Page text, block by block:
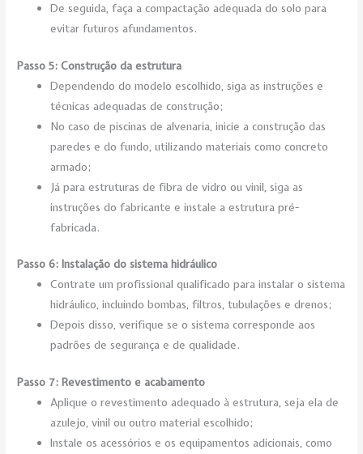
De seguida, faça a compactação adequada do solo para
evitar futuros afundamentos.
Passo 5: Construção da estrutura
Dependendo do modelo escolhido, siga as instruções e
técnicas adequadas de construção;
No caso de piscinas de alvenaria, inicie a construção das
paredes e do fundo, utilizando materiais como concreto
armado;
Já para estruturas de fibra de vidro ou vinil, siga as
instruções do fabricante e instale a estrutura pré-
fabricada.
Passo 6: Instalação do sistema hidráulico
Contrate um profissional qualificado para instalar o sistema
hidráulico, incluindo bombas, filtros, tubulações e drenos;
Depois disso, verifique se o sistema corresponde aos
padrões de segurança e de qualidade.
Passo 7: Revestimento e acabamento
Aplique o revestimento adequado à estrutura, seja ela de
azulejo, vinil ou outro material escolhido;
Instale os acessórios e os equipamentos adicionais, como